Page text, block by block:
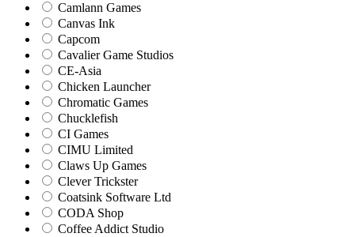
Camlann Games
Canvas Ink
Capcom
Cavalier Game Studios
CE-Asia
Chicken Launcher
Chromatic Games
Chucklefish
CI Games
CIMU Limited
Claws Up Games
Clever Trickster
Coatsink Software Ltd
CODA Shop
Coffee Addict Studio